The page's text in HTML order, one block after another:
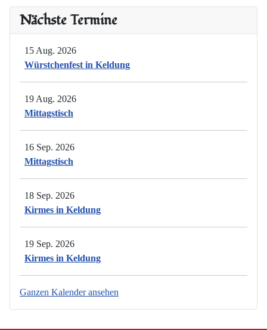
Nächste Termine
15 Aug. 2026
Würstchenfest in Keldung
19 Aug. 2026
Mittagstisch
16 Sep. 2026
Mittagstisch
18 Sep. 2026
Kirmes in Keldung
19 Sep. 2026
Kirmes in Keldung
Ganzen Kalender ansehen